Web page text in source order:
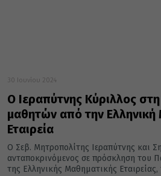
30 Ιουνίου 2024
Ο Ιεραπύτνης Κύριλλος
μαθητών από την Ελληνική
Εταιρεία
Ο Σεβ. Μητροπολίτης Ιεραπύτνης και
ανταποκρινόμενος σε πρόσκληση του
της Ελληνικής Μαθηματικής